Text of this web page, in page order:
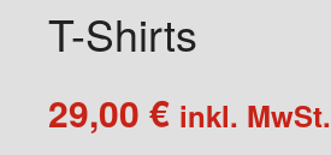
T-Shirts
29,00 € inkl. MwSt.